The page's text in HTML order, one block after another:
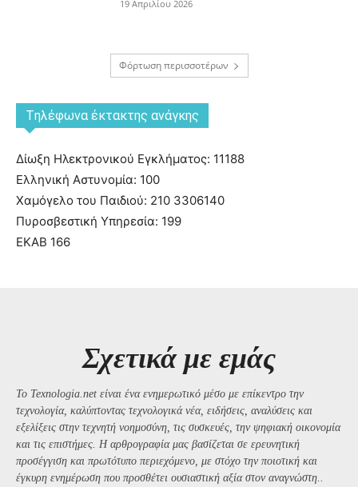
19 Απριλίου 2026
Φόρτωση περισσοτέρων
Tηλέφωνα έκτακτης ανάγκης
Δίωξη Ηλεκτρονικού Εγκλήματος: 11188
Ελληνική Αστυνομία: 100
Χαμόγελο του Παιδιού: 210 3306140
Πυροσβεστική Υπηρεσία: 199
ΕΚΑΒ 166
Σχετικά με εμάς
Το Texnologia.net είναι ένα ενημερωτικό μέσο με επίκεντρο την
τεχνολογία, καλύπτοντας τεχνολογικά νέα, ειδήσεις, αναλύσεις και
εξελίξεις στην τεχνητή νοημοσύνη, τις συσκευές, την ψηφιακή οικονομία
και τις επιστήμες. Η αρθρογραφία μας βασίζεται σε ερευνητική
προσέγγιση και πρωτότυπο περιεχόμενο, με στόχο την ποιοτική και
έγκυρη ενημέρωση που προσθέτει ουσιαστική αξία στον αναγνώστη..